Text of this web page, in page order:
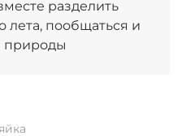
разделить
лета, пообщаться и
природы